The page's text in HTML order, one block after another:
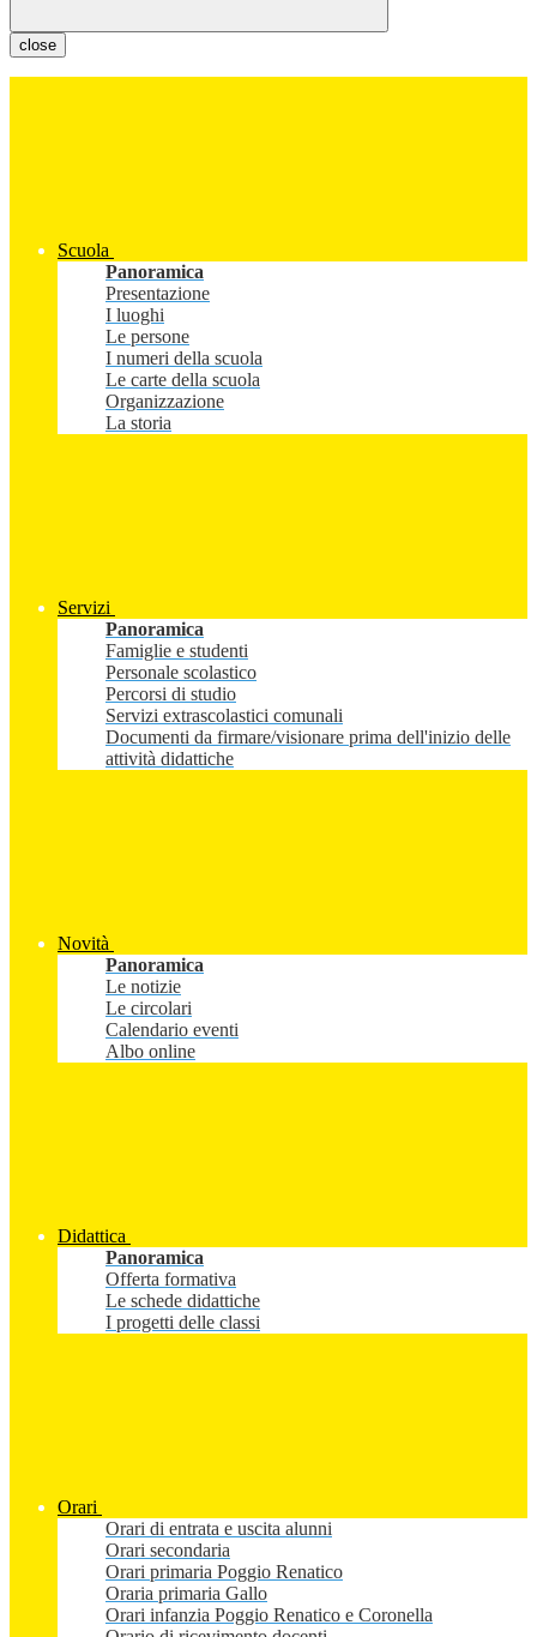
close
Scuola
Panoramica
Presentazione
I luoghi
Le persone
I numeri della scuola
Le carte della scuola
Organizzazione
La storia
Servizi
Panoramica
Famiglie e studenti
Personale scolastico
Percorsi di studio
Servizi extrascolastici comunali
Documenti da firmare/visionare prima dell'inizio delle
attività didattiche
Novità
Panoramica
Le notizie
Le circolari
Calendario eventi
Albo online
Didattica
Panoramica
Offerta formativa
Le schede didattiche
I progetti delle classi
Orari
Orari di entrata e uscita alunni
Orari secondaria
Orari primaria Poggio Renatico
Oraria primaria Gallo
Orari infanzia Poggio Renatico e Coronella